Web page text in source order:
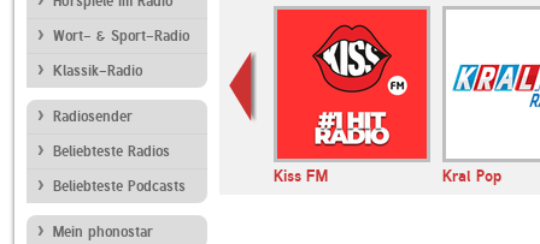
Wort- & Sport-Radio
Klassik-Radio
Radiosender
Beliebteste Radios
Beliebteste Podcasts
Mein phonostar
Kiss FM Kral Pop